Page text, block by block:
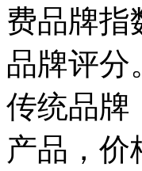
费品牌指
品牌评分
传统品牌
产品，价